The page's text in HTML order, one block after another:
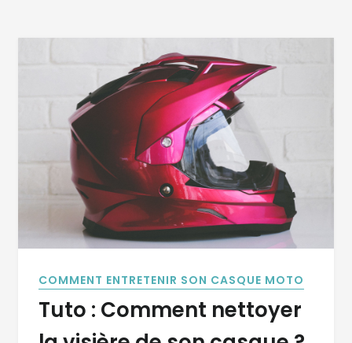
COMMENT ENTRETENIR SON CASQUE MOTO
Tuto : Comment nettoyer